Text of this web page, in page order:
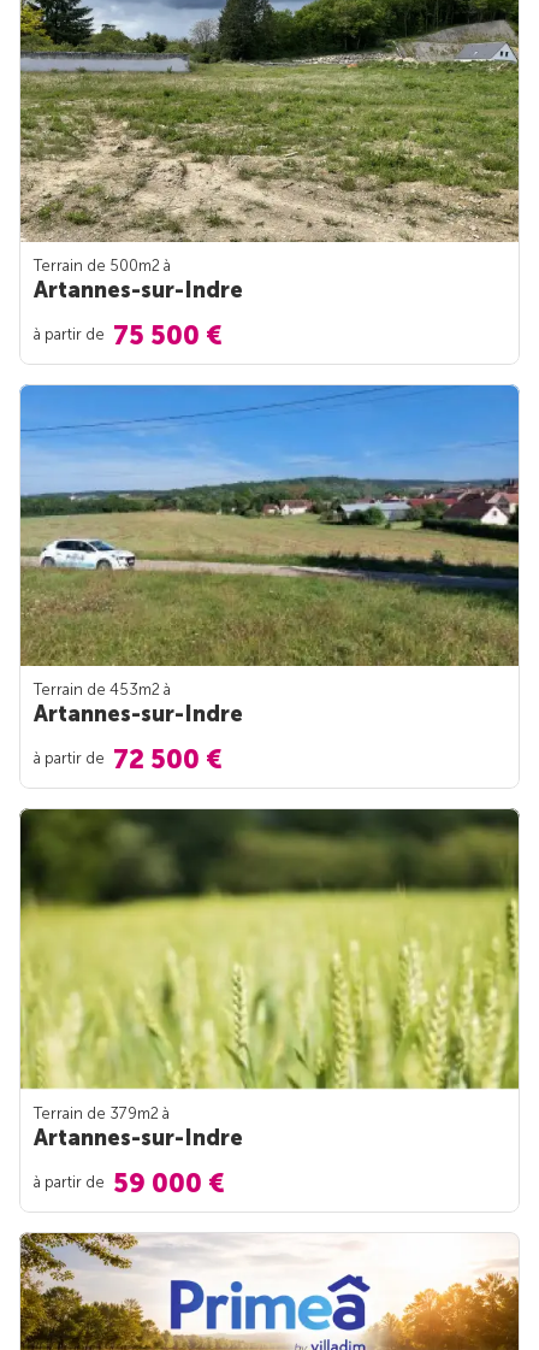
Terrain de 500m2 à
Artannes-sur-Indre
à partir de 75 500 €
Terrain de 453m2 à
Artannes-sur-Indre
à partir de 72 500 €
Terrain de 379m2 à
Artannes-sur-Indre
à partir de 59 000 €